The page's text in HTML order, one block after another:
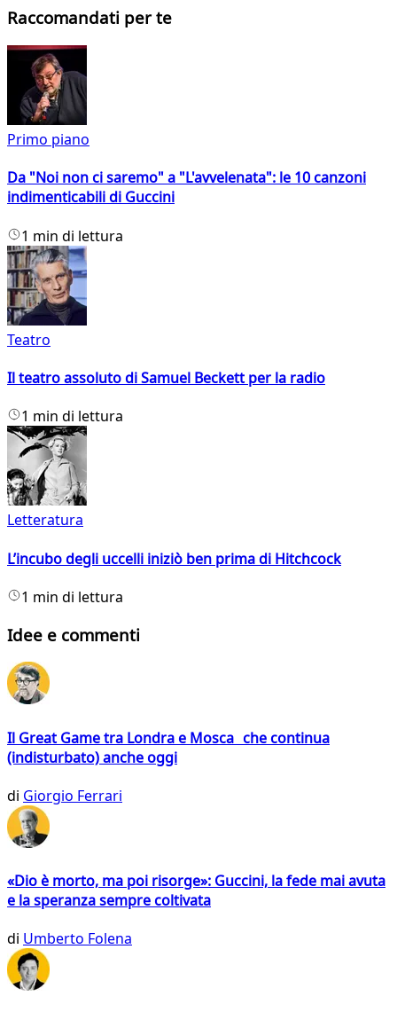
Raccomandati per te
Primo piano
Da "Noi non ci saremo" a "L'avvelenata": le 10 canzoni
indimenticabili di Guccini
1 min di lettura
Teatro
Il teatro assoluto di Samuel Beckett per la radio
1 min di lettura
Letteratura
L’incubo degli uccelli iniziò ben prima di Hitchcock
1 min di lettura
Idee e commenti
Il Great Game tra Londra e Mosca che continua
(indisturbato) anche oggi
di Giorgio Ferrari
«Dio è morto, ma poi risorge»: Guccini, la fede mai avuta
e la speranza sempre coltivata
di Umberto Folena